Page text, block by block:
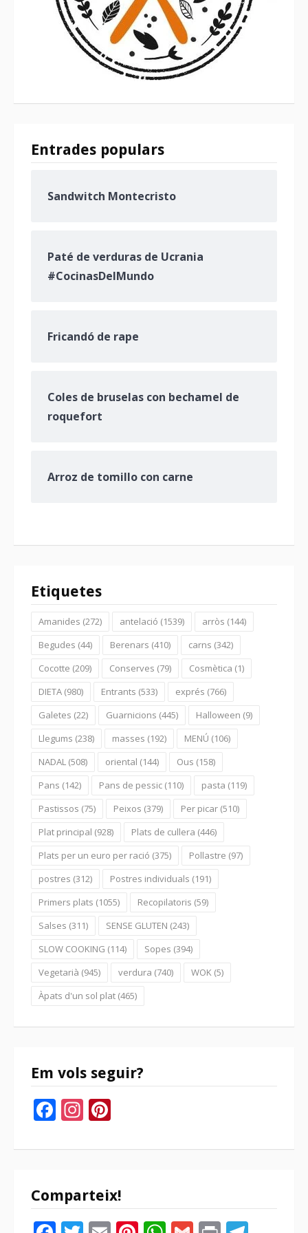
Entrades populars
Sandwitch Montecristo
Paté de verduras de Ucrania
#CocinasDelMundo
Fricandó de rape
Coles de bruselas con bechamel de
roquefort
Arroz de tomillo con carne
Etiquetes
Amanides (272) antelació (1539) arròs (144)
Begudes (44) Berenars (410) carns (342)
Cocotte (209) Conserves (79) Cosmètica (1)
DIETA (980) Entrants (533) exprés (766)
Galetes (22) Guarnicions (445) Halloween (9)
Llegums (238) masses (192) MENÚ (106)
NADAL (508) oriental (144) Ous (158)
Pans (142) Pans de pessic (110) pasta (119)
Pastissos (75) Peixos (379) Per picar (510)
Plat principal (928) Plats de cullera (446)
Plats per un euro per ració (375) Pollastre (97)
postres (312) Postres individuals (191)
Primers plats (1055) Recopilatoris (59)
Salses (311) SENSE GLUTEN (243)
SLOW COOKING (114) Sopes (394)
Vegetarià (945) verdura (740) WOK (5)
Àpats d'un sol plat (465)
Em vols seguir?
Facebook
Instagram
Comparteix!
Facebook
Twitter
EmailPinterest
WhatsApp
Gmail
Print